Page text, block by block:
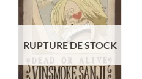
RUPTURE DE STOCK